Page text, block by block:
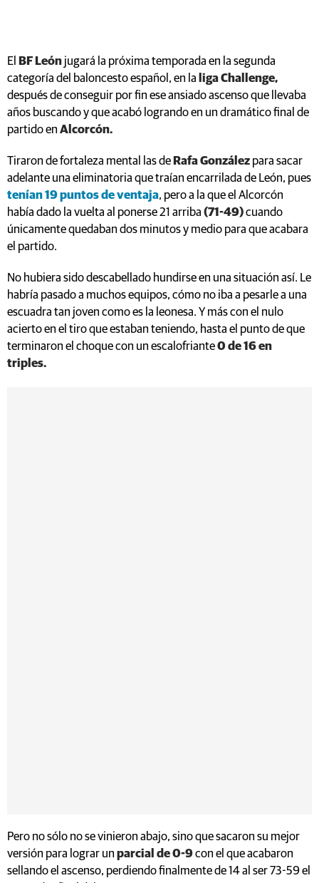
El BF León jugará la próxima temporada en la segunda
categoría del baloncesto español, en la liga Challenge,
después de conseguir por fin ese ansiado ascenso que llevaba
años buscando y que acabó logrando en un dramático final de
partido en Alcorcón.
Tiraron de fortaleza mental las de Rafa González para sacar
adelante una eliminatoria que traían encarrilada de León, pues
tenían 19 puntos de ventaja, pero a la que el Alcorcón
había dado la vuelta al ponerse 21 arriba (71-49)cuando
únicamente quedaban dos minutos y medio para que acabara
el partido.
No hubiera sido descabellado hundirse en una situación así. Le
habría pasado a muchos equipos, cómo no iba a pesarle a una
escuadra tan joven como es la leonesa. Y más con el nulo
acierto en el tiro que estaban teniendo, hasta el punto de que
terminaron el choque con un escalofriante0 de 16 en
triples.
Pero no sólo no se vinieron abajo, sino que sacaron su mejor
versión para lograr un parcial de 0-9con el que acabaron
sellando el ascenso, perdiendo finalmente de 14 al ser 73-59 el